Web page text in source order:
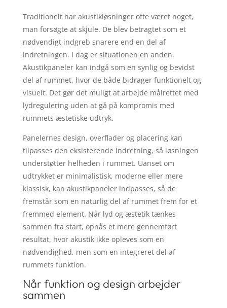
Traditionelt har akustikløsninger ofte været noget,
man forsøgte at skjule. De blev betragtet som et
nødvendigt indgreb snarere end en del af
indretningen. I dag er situationen en anden.
Akustikpaneler kan indgå som en synlig og bevidst
del af rummet, hvor de både bidrager funktionelt og
visuelt. Det gør det muligt at arbejde målrettet med
lydregulering uden at gå på kompromis med
rummets æstetiske udtryk.
Panelernes design, overflader og placering kan
tilpasses den eksisterende indretning, så løsningen
understøtter helheden i rummet. Uanset om
udtrykket er minimalistisk, moderne eller mere
klassisk, kan akustikpaneler indpasses, så de
fremstår som en naturlig del af rummet frem for et
fremmed element. Når lyd og æstetik tænkes
sammen fra start, opnås et mere gennemført
resultat, hvor akustik ikke opleves som en
nødvendighed, men som en integreret del af
rummets funktion.
Når funktion og design arbejder
sammen